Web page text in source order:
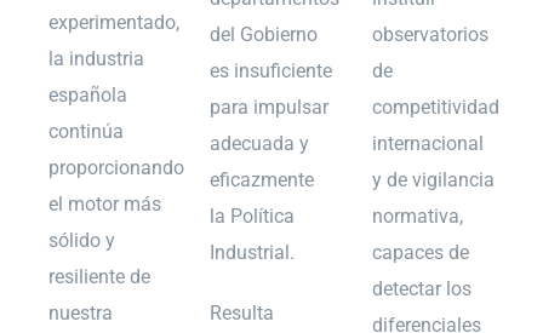
experimentado,
la industria
española
continúa
proporcionando
el motor más
sólido y
resiliente de
nuestra
del Gobierno
es insuficiente
para impulsar
adecuada y
eficazmente
la Política
Industrial.
Resulta
observatorios
de
competitividad
internacional
y de vigilancia
normativa,
capaces de
detectar los
diferenciales